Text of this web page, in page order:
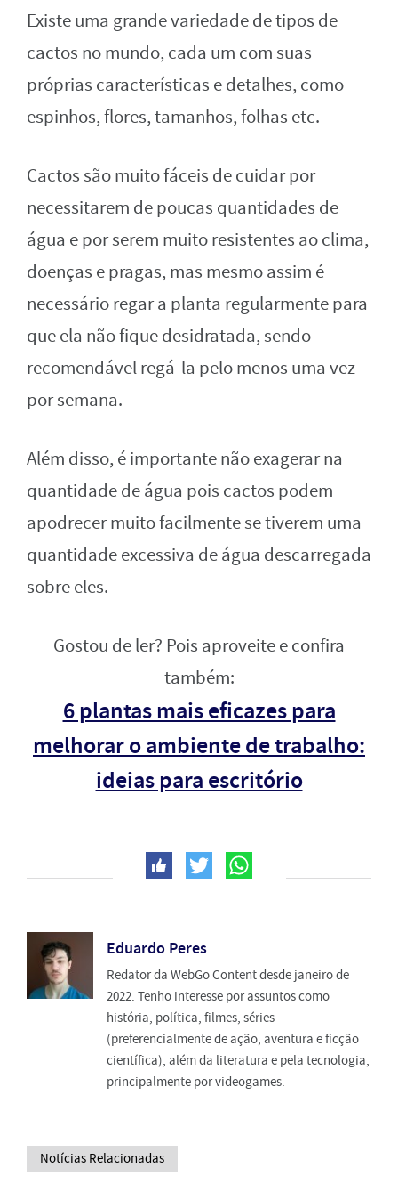
Existe uma grande variedade de tipos de
cactos no mundo, cada um com suas
próprias características e detalhes, como
espinhos, flores, tamanhos, folhas etc.
Cactos são muito fáceis de cuidar por
necessitarem de poucas quantidades de
água e por serem muito resistentes ao clima,
doenças e pragas, mas mesmo assim é
necessário regar a planta regularmente para
que ela não fique desidratada, sendo
recomendável regá-la pelo menos uma vez
por semana.
Além disso, é importante não exagerar na
quantidade de água pois cactos podem
apodrecer muito facilmente se tiverem uma
quantidade excessiva de água descarregada
sobre eles.
Gostou de ler? Pois aproveite e confira
também:
6 plantas mais eficazes para
melhorar o ambiente de trabalho:
ideias para escritório
Eduardo Peres
Redator da WebGo Content desde janeiro de
2022. Tenho interesse por assuntos como
história, política, filmes, séries
(preferencialmente de ação, aventura e ficção
científica), além da literatura e pela tecnologia,
principalmente por videogames.
Notícias Relacionadas